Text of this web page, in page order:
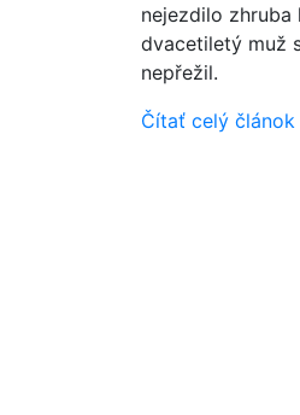
nejezdilo zhruba
dvacetiletý muž
nepřežil.
Čítať celý článok